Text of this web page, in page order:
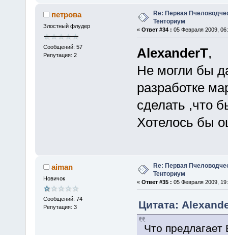
петрова
Злостный флудер
Сообщений: 57
Репутация: 2
Re: Первая
Тенториум
« Ответ #34 : 05 Февраля 2009,
AlexanderT,
Не могли бы
разработке
сделать ,что
Хотелось бы
aiman
Новичок
Сообщений: 74
Репутация: 3
Re: Первая
Тенториум
« Ответ #35 : 05 Февраля 2009,
Цитата:
Что